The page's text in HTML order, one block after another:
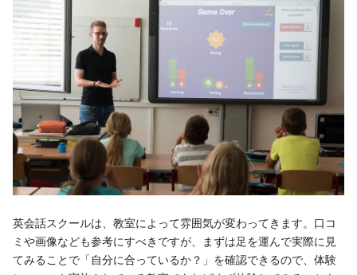
英会話スクールは、教室によって雰囲気が変わってきます。口コ
ミや画像なども参考にすべきですが、まずは足を運んで実際に見
てみることで「自分に合っているか？」を確認できるので、体験